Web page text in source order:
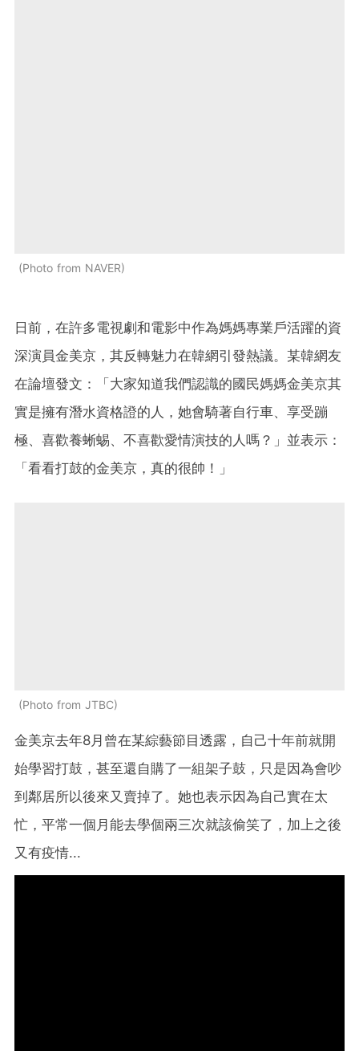
Photo from NAVER
日前，在許多電視劇和電影中作為媽媽專業戶活躍的資
深演員金美京，其反轉魅力在韓網引發熱議。某韓網友
在論壇發文：「大家知道我們認識的國民媽媽金美京其
實是擁有潛水資格證的人，她會騎著自行車、享受蹦
極、喜歡養蜥蜴、不喜歡愛情演技的人嗎？」並表示：
「看看打鼓的金美京，真的很帥！」
Photo from JTBC
金美京去年8月曾在某綜藝節目透露，自己十年前就開
始學習打鼓，甚至還自購了一組架子鼓，只是因為會吵
到鄰居所以後來又賣掉了。她也表示因為自己實在太
忙，平常一個月能去學個兩三次就該偷笑了，加上之後
又有疫情...